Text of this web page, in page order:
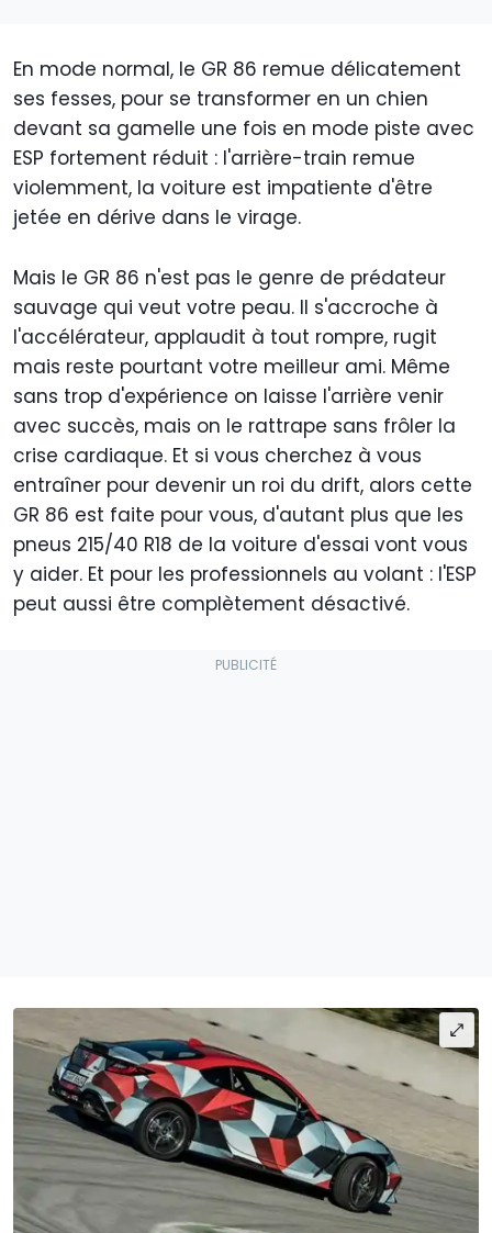
En mode normal, le GR 86 remue délicatement
ses fesses, pour se transformer en un chien
devant sa gamelle une fois en mode piste avec
ESP fortement réduit : l'arrière-train remue
violemment, la voiture est impatiente d'être
jetée en dérive dans le virage.
Mais le GR 86 n'est pas le genre de prédateur
sauvage qui veut votre peau. Il s'accroche à
l'accélérateur, applaudit à tout rompre, rugit
mais reste pourtant votre meilleur ami. Même
sans trop d'expérience on laisse l'arrière venir
avec succès, mais on le rattrape sans frôler la
crise cardiaque. Et si vous cherchez à vous
entraîner pour devenir un roi du drift, alors cette
GR 86 est faite pour vous, d'autant plus que les
pneus 215/40 R18 de la voiture d'essai vont vous
y aider. Et pour les professionnels au volant : l'ESP
peut aussi être complètement désactivé.